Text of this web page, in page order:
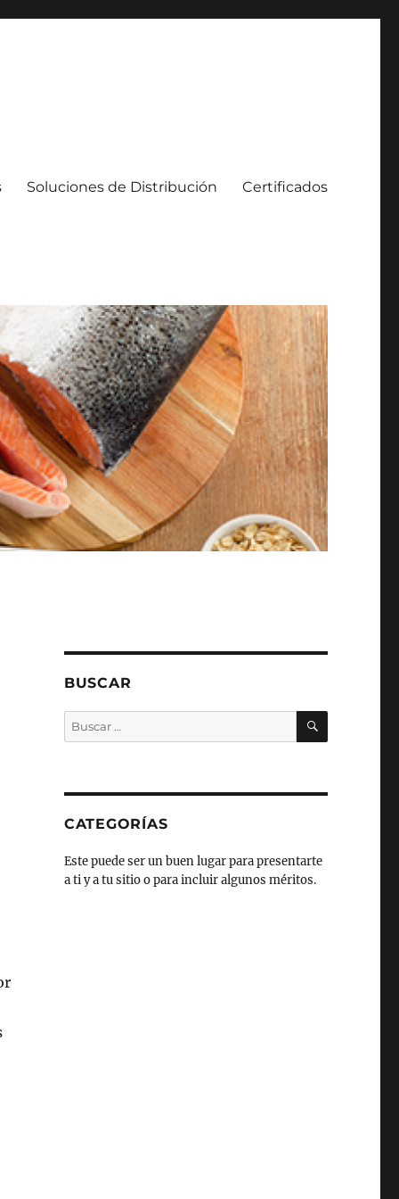
Soluciones de Distribución Certificados
BUSCAR
Buscar
por:
BUSCAR
CATEGORÍAS
Este puede ser un buen lugar para presentarte
a ti y a tu sitio o para incluir algunos méritos.